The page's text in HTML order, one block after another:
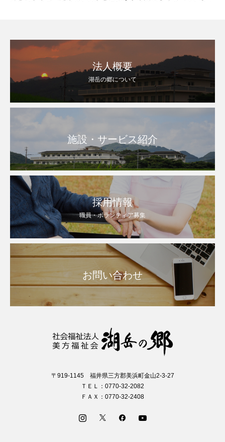
法人概要
湖岳の郷について
施設・サービス紹介
採用情報
職員・ボランティア募集
お問い合わせ
〒919-1145 福井県三方郡美浜町金山2-3-27
ＴＥＬ：0770-32-2082
ＦＡＸ：0770-32-2408